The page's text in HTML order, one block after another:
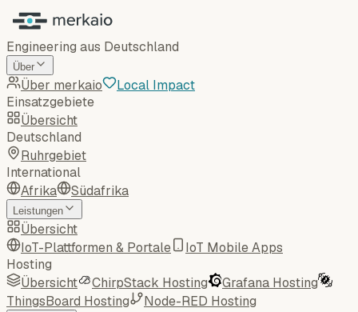
Engineering aus Deutschland
Über
Über merkaio
Local Impact
Einsatzgebiete
Übersicht
Deutschland
Ruhrgebiet
International
Afrika
Südafrika
Leistungen
Übersicht
IoT-Plattformen & Portale
IoT Mobile Apps
Hosting
Übersicht
ChirpStack Hosting
Grafana Hosting
ThingsBoard Hosting
Node-RED Hosting